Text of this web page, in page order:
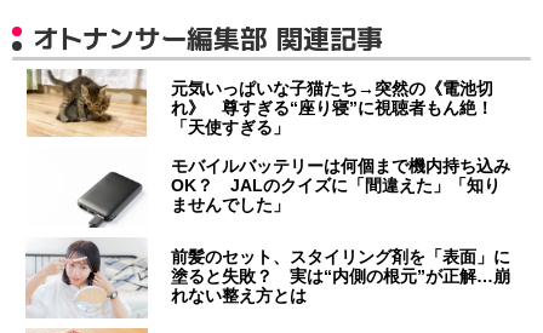
オトナンサー編集部 関連記事
元気いっぱいな子猫たち→突然の《電池切
れ》 尊すぎる“座り寝”に視聴者もん絶！
「天使すぎる」
モバイルバッテリーは何個まで機内持ち込み
OK？ JALのクイズに「間違えた」「知り
ませんでした」
前髪のセット、スタイリング剤を「表面」に
塗ると失敗？ 実は“内側の根元”が正解…崩
れない整え方とは